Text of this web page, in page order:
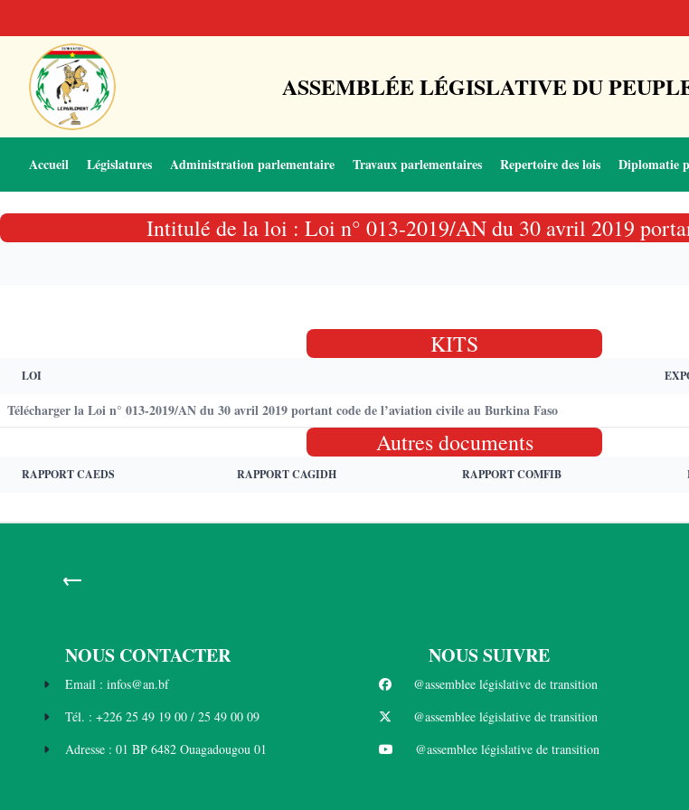
ASSEMBLÉE LÉGISLATIVE DU
Accueil Législatures Administration parlementaire Travaux parlementaires Repertoire des lois Diplomatie
Intitulé de la loi : Loi n° 013-2019/AN du 30 avril 2019
KITS
LOI
Télécharger la Loi n° 013-2019/AN du 30 avril 2019 portant code de l’aviation civile au Burkina Faso
Autres documents
RAPPORT CAEDS RAPPORT CAGIDH RAPPORT COMFIB
←
NOUS CONTACTER
Email : infos@an.bf
Tél. : +226 25 49 19 00 / 25 49 00 09
Adresse : 01 BP 6482 Ouagadougou 01
NOUS SUIVRE
@assemblee législative de transition
@assemblee législative de transition
@assemblee législative de transition